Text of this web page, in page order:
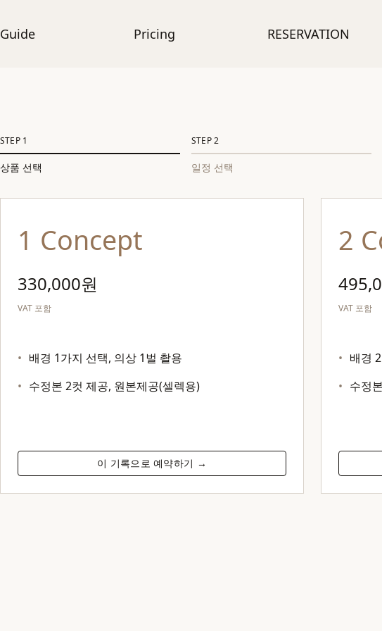
Guide Pricing RESERVATION
STEP 1
상품 선택
STEP2
일정 선택
1 Concept
330,000원
VAT 포함
배경 1가지 선택, 의상 1벌 촬용
수정본 2컷 제공, 원본제공(셀렉용)
이 기록으로 예약하기 →
2
VAT 포함
배경
수정